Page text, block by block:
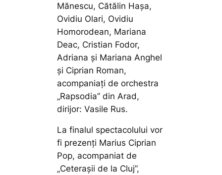
Mănescu, Cătălin Hașa,
Ovidiu Olari, Ovidiu
Homorodean, Mariana
Deac, Cristian Fodor,
Adriana și Mariana Anghel
și Ciprian Roman,
acompaniați de orchestra
„Rapsodia” din Arad,
dirijor: Vasile Rus.
La finalul spectacolului vor
fi prezenți Marius Ciprian
Pop, acompaniat de
„Ceterașii de la Cluj”,